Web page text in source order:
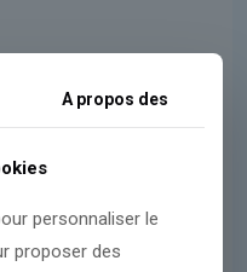
A propos des
personnaliser le
proposer des